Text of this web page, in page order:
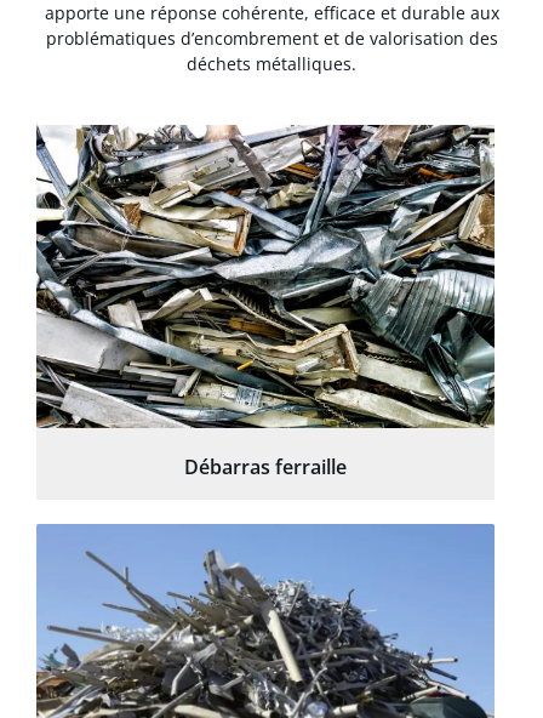
apporte une réponse cohérente, efficace et durable aux
problématiques d’encombrement et de valorisation des
déchets métalliques.
Débarras ferraille